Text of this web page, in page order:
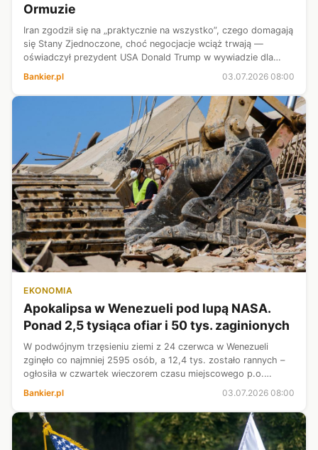
Ormuzie
Iran zgodził się na „praktycznie na wszystko”, czego domagają
się Stany Zjednoczone, choć negocjacje wciąż trwają —
oświadczył prezydent USA Donald Trump w wywiadzie dla
zniszczony.
Bankier.pl 03.07.2026 08:00
EKONOMIA
Apokalipsa w Wenezueli pod lupą NASA.
Ponad 2,5 tysiąca ofiar i 50 tys. zaginionych
W podwójnym trzęsieniu ziemi z 24 czerwca w Wenezueli
zginęło co najmniej 2595 osób, a 12,4 tys. zostało rannych –
ogłosiła w czwartek wieczorem czasu miejscowego p.o.
oskarżenia o spóźnioną reakcj...
Bankier.pl 03.07.2026 08:00